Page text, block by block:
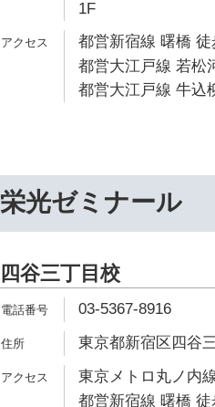
1F
都営新宿線 曙橋 徒
都営大江戸線 若松
都営大江戸線 牛込
栄光ゼミナール
四谷三丁目校
03-5367-8916
東京都新宿区四谷
東京メトロ丸ノ内
都営新宿線 曙橋 徒